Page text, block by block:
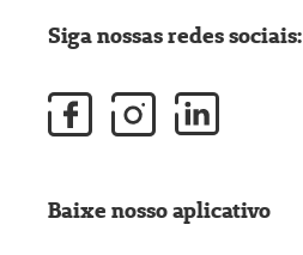
Siga nossas redes sociais:
Baixe nosso aplicativo